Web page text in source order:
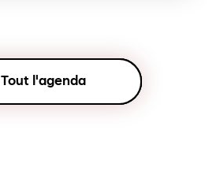
Tout l'agenda